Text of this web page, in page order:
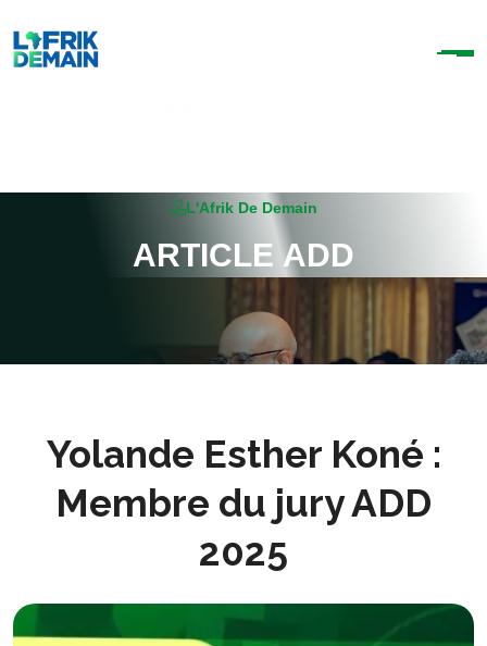
L'Afrik De Demain
ARTICLE ADD
Yolande Esther Koné :
Membre du jury ADD
2025